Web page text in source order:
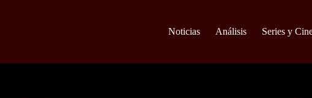
Noticias Análisis Series y